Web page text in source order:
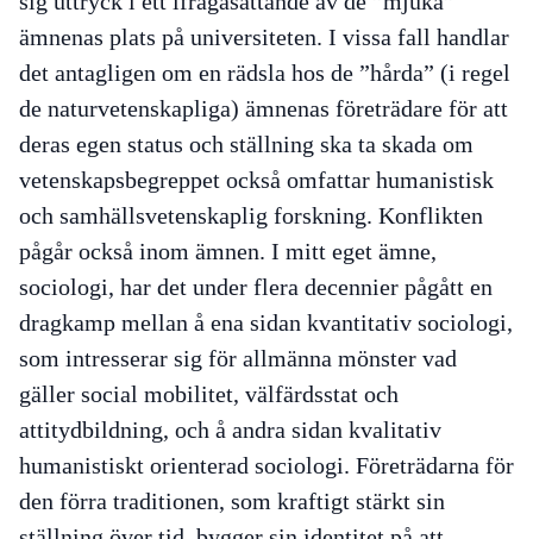
ämnenas plats på universiteten. I vissa fall handlar
det antagligen om en rädsla hos de ”hårda” (i regel
de naturvetenskapliga) ämnenas företrädare för att
deras egen status och ställning ska ta skada om
vetenskapsbegreppet också omfattar humanistisk
och samhällsvetenskaplig forskning. Konflikten
pågår också inom ämnen. I mitt eget ämne,
sociologi, har det under flera decennier pågått en
dragkamp mellan å ena sidan kvantitativ sociologi,
som intresserar sig för allmänna mönster vad
gäller social mobilitet, välfärdsstat och
attitydbildning, och å andra sidan kvalitativ
humanistiskt orienterad sociologi. Företrädarna för
den förra traditionen, som kraftigt stärkt sin